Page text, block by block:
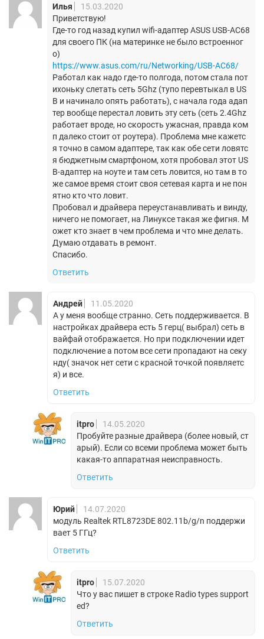
Илья
15.03.2020
Приветствую!
Где-то год назад купил wifi-адаптер ASUS USB-AC68
для своего ПК (на материнке не было встроенног
о)
https://www.asus.com/ru/Networking/USB-AC68/
Работал как надо где-то полгода, потом стала пот
ихоньку слетать сеть 5Ghz (тупо перевтыкал в US
B и начинало опять работать), с начала года адап
тер вообще перестал ловить эту сеть (сеть 2.4Ghz
работает вроде, но скорость ужасная, правда ком
п далеко стоит от роутера). Проблема мне кажетс
я точно в самом адаптере, так как обе сети ловятс
я бюджетным смартфоном, хотя пробовал этот US
B-адаптер на ноуте и там сеть ловится, но там в то
же самое время стоит своя сетевая карта и не пон
ятно кто что ловит.
Пробовал и драйвера переустанавливать и винду,
ничего не помогает, на Линуксе такая же фигня. М
ожет кто знает в чем проблема и что мне делать.
Думаю отдавать в ремонт.
Спасибо.
Ответить
Андрей
11.05.2020
А у меня вообще странно. Сеть поддерживается. В
настройках драйвера есть 5 герц( выбрал) сеть в
вайфай отображается. Но при подключении идет
подключение а потом все сети пропадают на секу
нду( значок нет сети с красной точкой появляетс
я) и все.
Ответить
itpro
14.05.2020
Пробуйте разные драйвера (более новый, ст
арый). Если со всеми проблема может быть
какая-то аппаратная неисправность.
Ответить
Юрий
14.07.2020
модуль Realtek RTL8723DE 802.11b/g/n поддержи
вает 5 ГГц?
Ответить
itpro
15.07.2020
Что у вас пишет в строке Radio types support
ed?
Ответить